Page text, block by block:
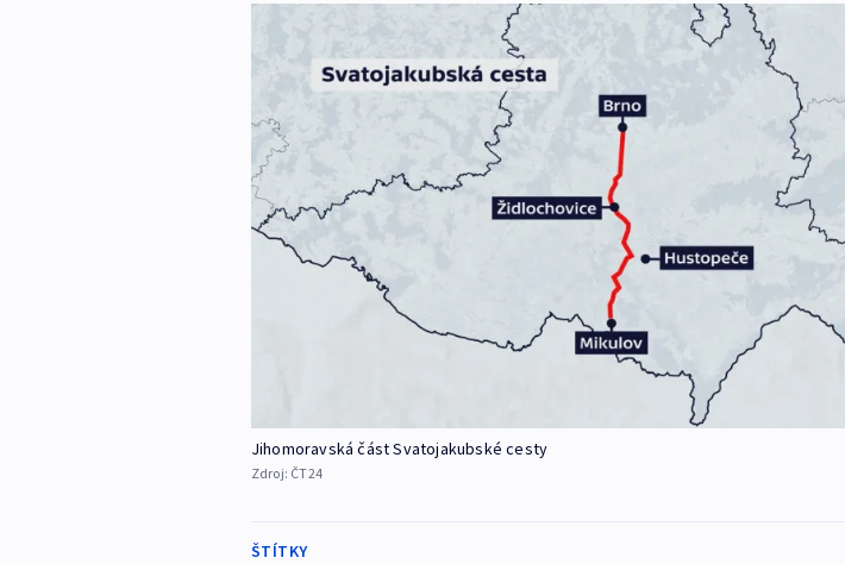
Jihomoravská část Svatojakubské cesty
Zdroj: ČT24
ŠTÍTKY